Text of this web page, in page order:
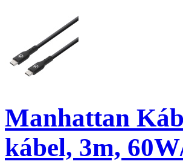
Manhattan
kábel, 3m,